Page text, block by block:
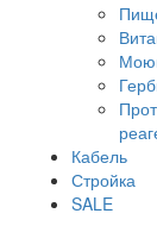
Кабель
Стройка
SALE